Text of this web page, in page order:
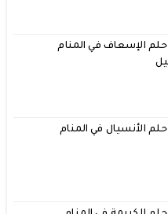
الإسعاف في المنام
الأنسيال في المنام